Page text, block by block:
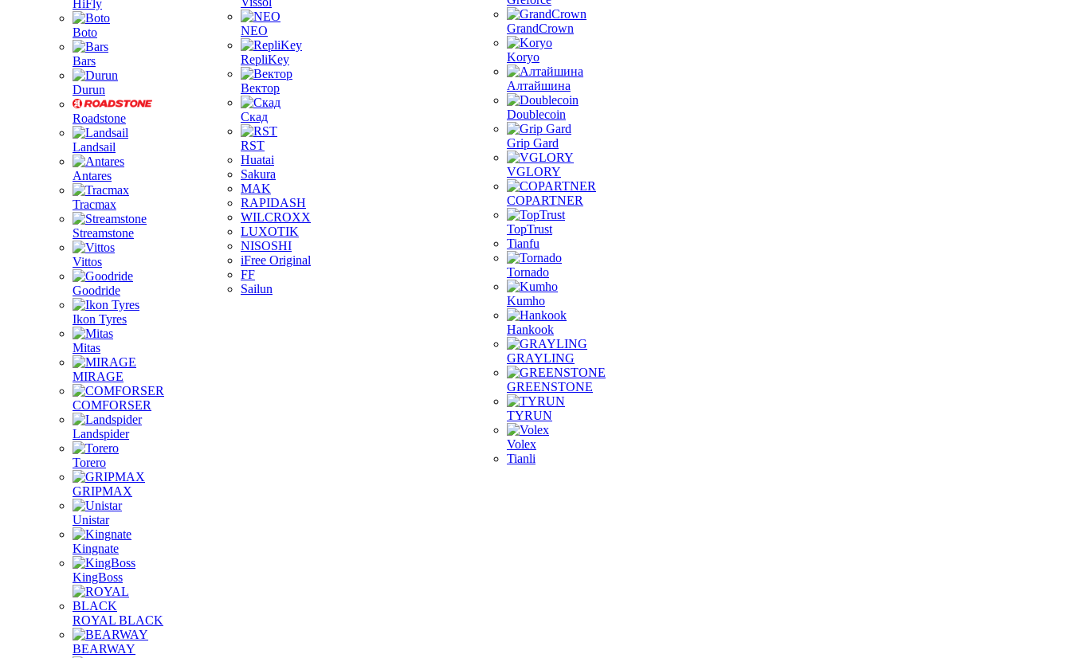
HiFly
Boto
Bars
Durun
Roadstone
Landsail
Antares
Tracmax
Streamstone
Vittos
Goodride
Ikon Tyres
Mitas
MIRAGE
COMFORSER
Landspider
Torero
GRIPMAX
Unistar
Kingnate
KingBoss
ROYAL BLACK
BEARWAY
NEO
RepliKey
Вектор
Скад
RST
Huatai
Sakura
MAK
RAPIDASH
WILCROXX
LUXOTIK
NISOSHI
iFree Original
FF
Sailun
GrandCrown
Koryo
Алтайшина
Doublecoin
Grip Gard
VGLORY
COPARTNER
TopTrust
Tianfu
Tornado
Kumho
Hankook
GRAYLING
GREENSTONE
TYRUN
Volex
Tianli